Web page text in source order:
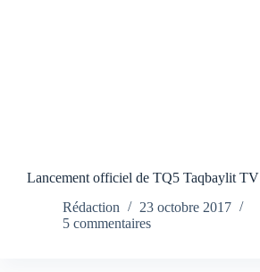
Lancement officiel de TQ5 Taqbaylit TV
Rédaction
23 octobre 2017
5 commentaires